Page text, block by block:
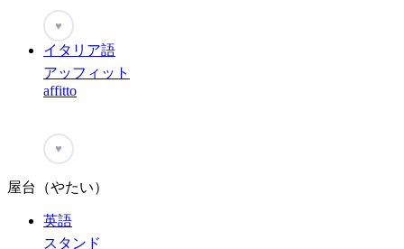
♥
イタリア語
アッフィット
affitto
♥
屋台（やたい）
英語
スタンド